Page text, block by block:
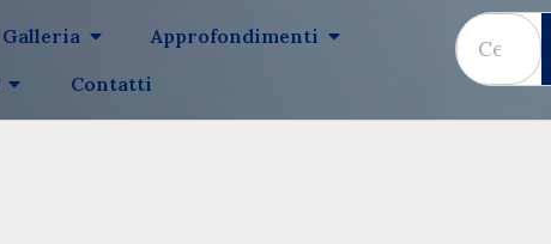
Galleria
Approfondimenti
Contatti